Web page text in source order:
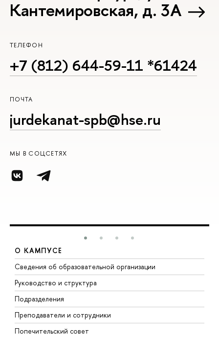
Кантемировская, д. 3А
ТЕЛЕФОН
+7 (812) 644-59-11 *61424
ПОЧТА
jurdekanat-spb@hse.ru
МЫ В СОЦСЕТЯХ
О КАМПУСЕ
Сведения об образовательной организации
Руководство и структура
Подразделения
Преподаватели и сотрудники
Попечительский совет